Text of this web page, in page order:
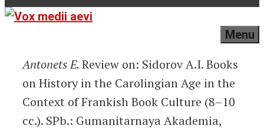
Menu
Antonets E.Review on: Sidorov A.I. Books
on History in the Carolingian Age in the
Context of Frankish Book Culture (8–10
cc.). SPb.: Gumanitarnaya Akademia,